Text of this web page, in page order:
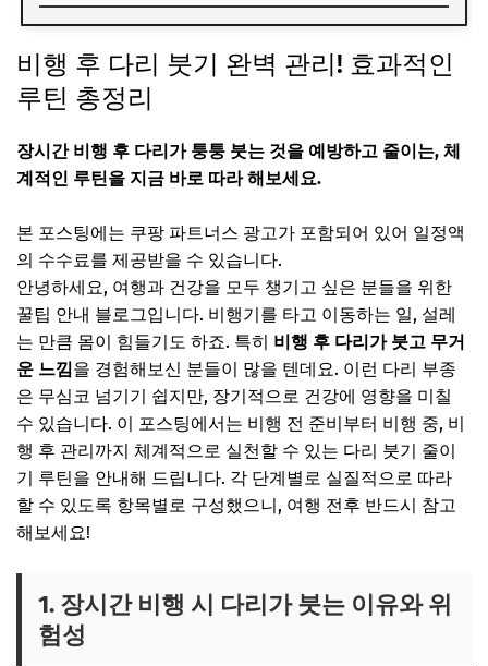
1. 장시간 비행 시 다리가 붓는 이유와 위험성
2. 비행 전: 저염식과 준비 요령 한눈에 보기
3. 비행 중 실천 루틴 체크리스트
4. 비행 후, 초기 관리가 핵심
6. 다리 붓기, 반드시 지켜야 할 실전 루틴 5단계
7. 비행 후 다리 붓기에 관한 Q&A
비행 후 다리 붓기 완벽 관리! 효과적인
루틴 총정리
장시간 비행 후 다리가 퉁퉁 붓는 것을 예방하고 줄이는, 체
계적인 루틴을 지금 바로 따라 해보세요.
본 포스팅에는 쿠팡 파트너스 광고가 포함되어 있어 일정액
의 수수료를 제공받을 수 있습니다.
안녕하세요, 여행과 건강을 모두 챙기고 싶은 분들을 위한
꿀팁 안내 블로그입니다. 비행기를 타고 이동하는 일, 설레
는 만큼 몸이 힘들기도 하죠. 특히 비행 후 다리가 붓고 무거
운 느낌을 경험해보신 분들이 많을 텐데요. 이런 다리 부종
은 무심코 넘기기 쉽지만, 장기적으로 건강에 영향을 미칠
수 있습니다. 이 포스팅에서는 비행 전 준비부터 비행 중, 비
행 후 관리까지 체계적으로 실천할 수 있는 다리 붓기 줄이
기 루틴을 안내해 드립니다. 각 단계별로 실질적으로 따라
할 수 있도록 항목별로 구성했으니, 여행 전후 반드시 참고
해보세요!
1. 장시간 비행 시 다리가 붓는 이유와 위
험성